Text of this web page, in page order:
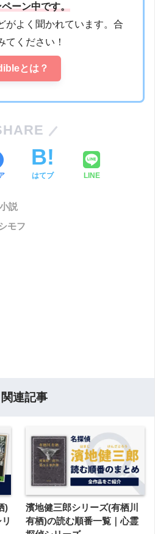
ーン中です。
がよく聞かれています。合
てください！
とは？
はてブ LINE
説
モフ
関連記事
)
濱地健三郎シリーズ(有栖川
有栖)の読む順番一覧｜心霊